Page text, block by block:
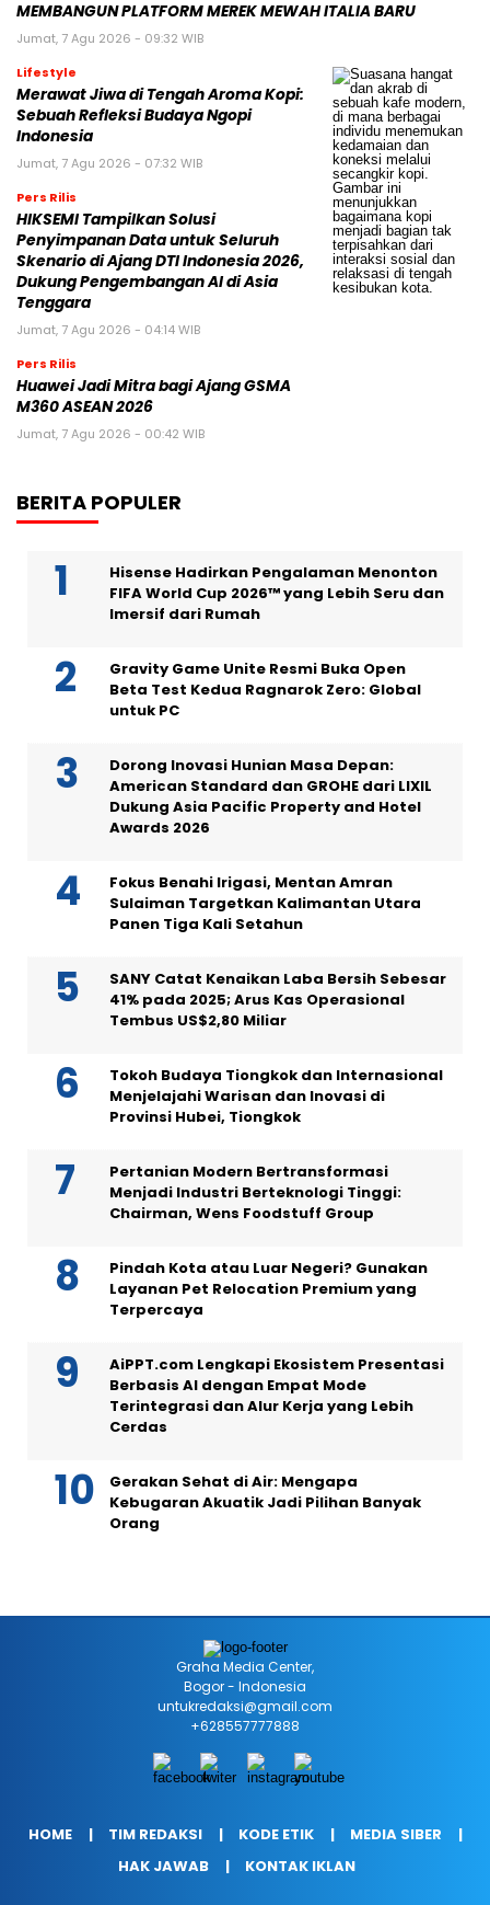
MEMBANGUN PLATFORM MEREK MEWAH ITALIA BARU
Jumat, 7 Agu 2026 - 09:32 WIB
Lifestyle
Merawat Jiwa di Tengah Aroma Kopi:
Sebuah Refleksi Budaya Ngopi
Indonesia
Jumat, 7 Agu 2026 - 07:32 WIB
Pers Rilis
HIKSEMI Tampilkan Solusi
Penyimpanan Data untuk Seluruh
Skenario di Ajang DTI Indonesia 2026,
Dukung Pengembangan AI di Asia
Tenggara
Jumat, 7 Agu 2026 - 04:14 WIB
Pers Rilis
Huawei Jadi Mitra bagi Ajang GSMA
M360 ASEAN 2026
Jumat, 7 Agu 2026 - 00:42 WIB
BERITA POPULER
Hisense Hadirkan Pengalaman Menonton
FIFA World Cup 2026™ yang Lebih Seru dan
Imersif dari Rumah
Gravity Game Unite Resmi Buka Open
Beta Test Kedua Ragnarok Zero: Global
untuk PC
Dorong Inovasi Hunian Masa Depan:
American Standard dan GROHE dari LIXIL
Dukung Asia Pacific Property and Hotel
Awards 2026
Fokus Benahi Irigasi, Mentan Amran
Sulaiman Targetkan Kalimantan Utara
Panen Tiga Kali Setahun
SANY Catat Kenaikan Laba Bersih Sebesar
41% pada 2025; Arus Kas Operasional
Tembus US$2,80 Miliar
Tokoh Budaya Tiongkok dan Internasional
Menjelajahi Warisan dan Inovasi di
Provinsi Hubei, Tiongkok
Pertanian Modern Bertransformasi
Menjadi Industri Berteknologi Tinggi:
Chairman, Wens Foodstuff Group
Pindah Kota atau Luar Negeri? Gunakan
Layanan Pet Relocation Premium yang
Terpercaya
AiPPT.com Lengkapi Ekosistem Presentasi
Berbasis AI dengan Empat Mode
Terintegrasi dan Alur Kerja yang Lebih
Cerdas
Gerakan Sehat di Air: Mengapa
Kebugaran Akuatik Jadi Pilihan Banyak
Orang
Graha Media Center,
Bogor - Indonesia
untukredaksi@gmail.com
+628557777888
HOME TIM REDAKSI KODE ETIK
MEDIA SIBER
HAK JAWAB
KONTAK IKLAN